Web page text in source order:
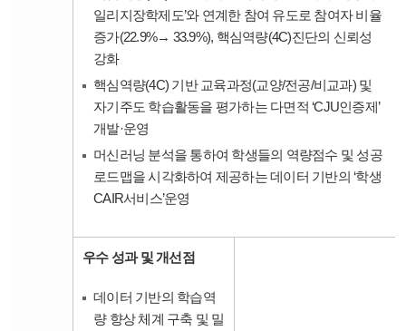
일리지장학제도’와 연계한 참여 유도로 참여자 비율
증가(22.9%→ 33.9%), 핵심역량(4C)진단의 신뢰성
강화
핵심역량(4C) 기반 교육과정(교양/전공/비교과) 및
자기주도 학습활동을 평가하는 다면적 ‘CJU인증제’
개발·운영
머신러닝 분석을 통하여 학생들의 역량점수 및 성공
로드맵을 시각화하여 제공하는 데이터 기반의 ‘학생
CAIR서비스’운영
우수 성과 및 개선점
데이터 기반의 학습역
량 향상 체계 구축 및 밀